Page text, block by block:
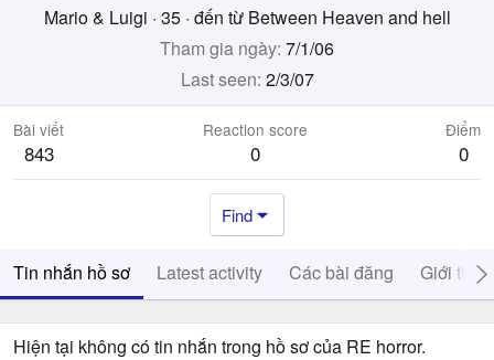
Mario & Luigi · 35 · đến từ Between Heaven and hell
Tham gia ngày 7/1/06
Last seen 2/3/07
Bài viết
843
Reaction score
0
Điểm
0
Find
Tin nhắn hồ sơ Latest activity Các bài đăng Giới thiệu
Hiện tại không có tin nhắn trong hồ sơ của RE horror.